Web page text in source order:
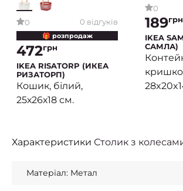
0 0 відгуків
🎁 розпродаж
472грн
IKEA RISATORP (ИКЕА
РИЗАТОРП)
Кошик, білий,
25х26х18 см.
0
189грн
IKEA
САМЛА)
Характеристики Столик з
Матеріал: Метал